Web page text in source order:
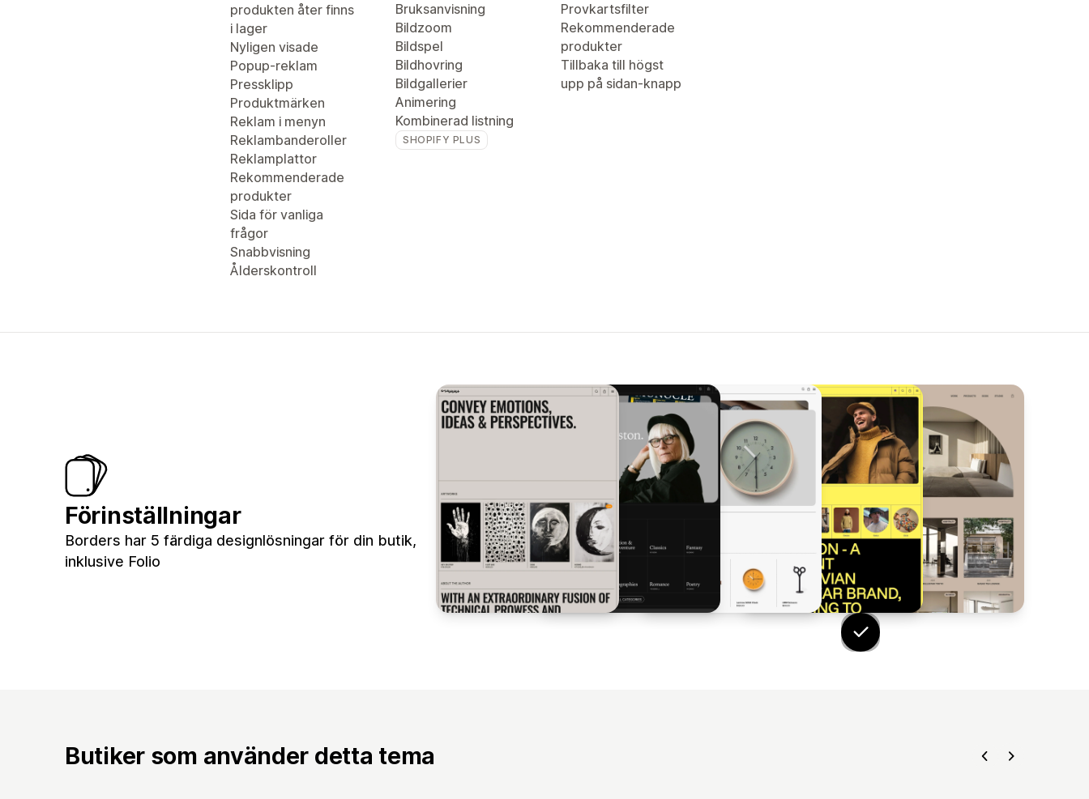
produkten åter finns
i lager
Nyligen visade
Popup-reklam
Pressklipp
Produktmärken
Reklam i menyn
Reklambanderoller
Reklamplattor
Rekommenderade
produkter
Sida för vanliga
frågor
Snabbvisning
Ålderskontroll
Bruksanvisning
Bildzoom
Bildspel
Bildhovring
Bildgallerier
Animering
Kombinerad listning
SHOPIFY PLUS
Provkartsfilter
Rekommenderade
produkter
Tillbaka till högst
upp på sidan-knapp
Förinställningar
Borders har 5 färdiga designlösningar för din butik,
inklusive Folio
Butiker som använder detta tema